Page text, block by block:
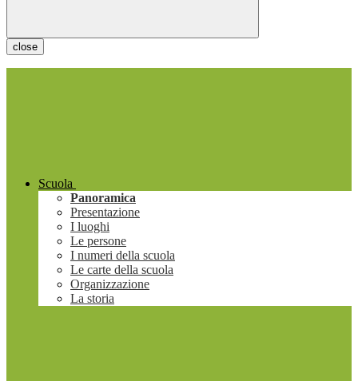
close
Scuola
Panoramica
Presentazione
I luoghi
Le persone
I numeri della scuola
Le carte della scuola
Organizzazione
La storia